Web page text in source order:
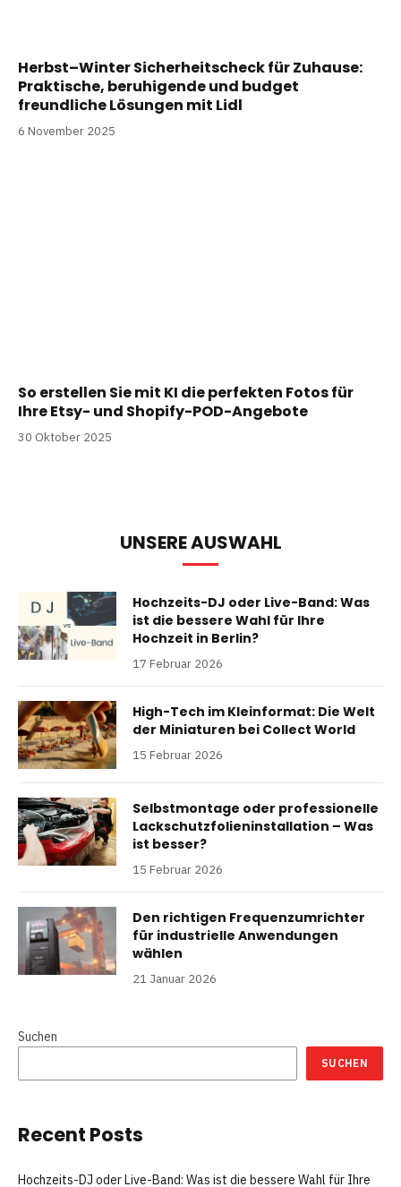
Herbst–Winter Sicherheitscheck für Zuhause:
Praktische, beruhigende und budget
freundliche Lösungen mit Lidl
6 November 2025
So erstellen Sie mit KI die perfekten Fotos für
Ihre Etsy- und Shopify-POD-Angebote
30 Oktober 2025
UNSERE AUSWAHL
Hochzeits-DJ oder Live-Band: Was
ist die bessere Wahl für Ihre
Hochzeit in Berlin?
17 Februar 2026
High-Tech im Kleinformat: Die Welt
der Miniaturen bei Collect World
15 Februar 2026
Selbstmontage oder professionelle
Lackschutzfolieninstallation – Was
ist besser?
15 Februar 2026
Den richtigen Frequenzumrichter
für industrielle Anwendungen
wählen
21 Januar 2026
Suchen
SUCHEN
Recent Posts
Hochzeits-DJ oder Live-Band: Was ist die bessere Wahl für Ihre